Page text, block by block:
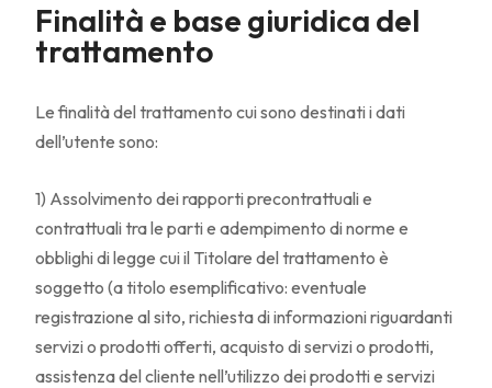
Finalità e base giuridica del
trattamento
Le finalità del trattamento cui sono destinati i dati
dell’utente sono:
1) Assolvimento dei rapporti precontrattuali e
contrattuali tra le parti e adempimento di norme e
obblighi di legge cui il Titolare del trattamento è
soggetto (a titolo esemplificativo: eventuale
registrazione al sito, richiesta di informazioni riguardanti
servizi o prodotti offerti, acquisto di servizi o prodotti,
assistenza del cliente nell’utilizzo dei prodotti e servizi